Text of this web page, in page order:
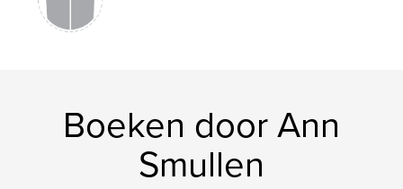
Boeken door Ann
Smullen